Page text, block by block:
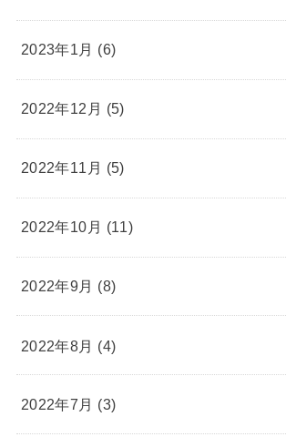
2023年1月 (6)
2022年12月 (5)
2022年11月 (5)
2022年10月 (11)
2022年9月 (8)
2022年8月 (4)
2022年7月 (3)